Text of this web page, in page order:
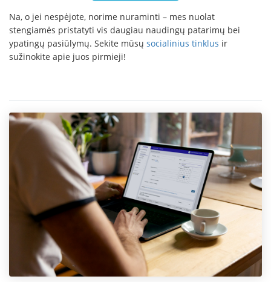
Na, o jei nespėjote, norime nuraminti – mes nuolat
stengiamės pristatyti vis daugiau naudingų patarimų bei
ypatingų pasiūlymų. Sekite mūsų socialinius tinklus ir
sužinokite apie juos pirmieji!